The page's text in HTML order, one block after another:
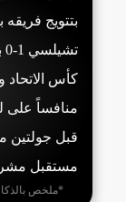
بتتويج فريقه
كأس الاتحاد
منافساً على
قبل جولتين
مستقبل
*ملخص